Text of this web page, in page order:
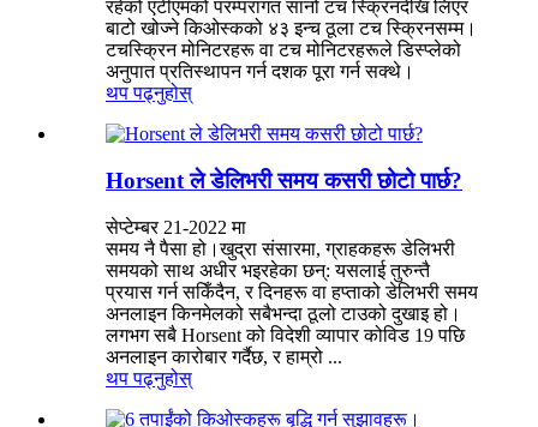
रहेको एटीएमको परम्परागत सानो टच स्क्रिनदेखि लिएर
बाटो खोज्ने किओस्कको ४३ इन्च ठूला टच स्क्रिनसम्म।
टचस्क्रिन मोनिटरहरू वा टच मोनिटरहरूले डिस्प्लेको
अनुपात प्रतिस्थापन गर्न दशक पूरा गर्न सक्थे।
थप पढ्नुहोस्
Horsent ले डेलिभरी समय कसरी छोटो पार्छ?
सेप्टेम्बर 21-2022 मा
समय नै पैसा हो।खुद्रा संसारमा, ग्राहकहरू डेलिभरी
समयको साथ अधीर भइरहेका छन्: यसलाई तुरुन्तै
प्रयास गर्न सकिँदैन, र दिनहरू वा हप्ताको डेलिभरी समय
अनलाइन किनमेलको सबैभन्दा ठूलो टाउको दुखाइ हो।
लगभग सबै Horsent को विदेशी व्यापार कोविड 19 पछि
अनलाइन कारोबार गर्दैछ, र हाम्रो ...
थप पढ्नुहोस्